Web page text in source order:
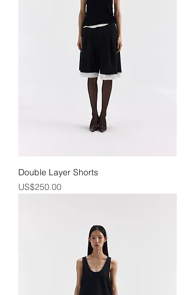
Double Layer Shorts
價格
US$250.00